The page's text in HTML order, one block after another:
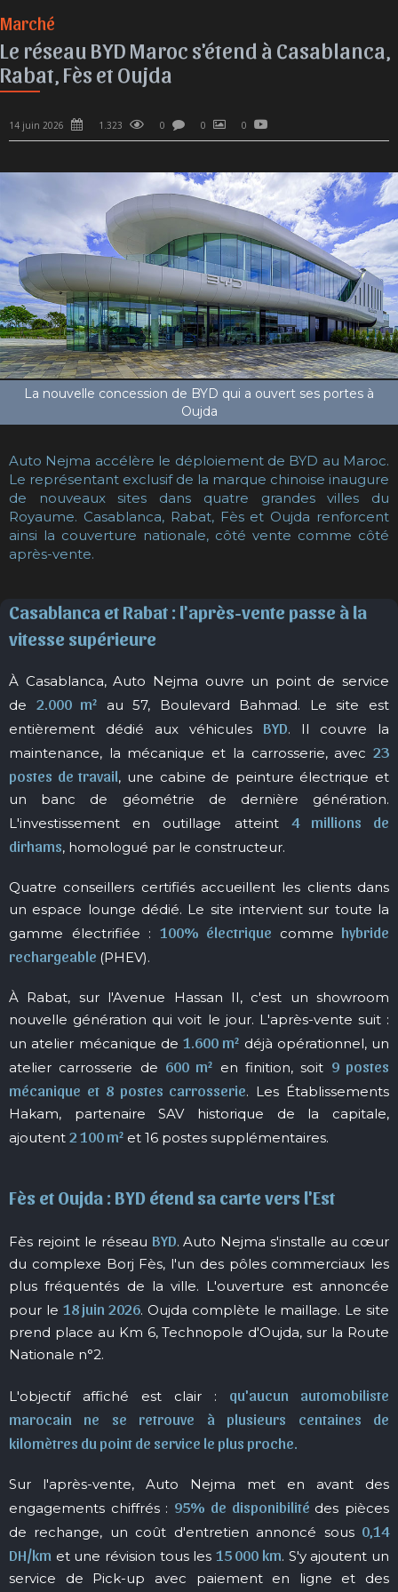
Marché
Le réseau BYD Maroc s'étend à Casablanca,
Rabat, Fès et Oujda
14 juin 2026 1.323 0 0 0
Auto Nejma accélère le déploiement de BYD au Maroc.
Le représentant exclusif de la marque chinoise inaugure
de nouveaux sites dans quatre grandes villes du
Royaume. Casablanca, Rabat, Fès et Oujda renforcent
ainsi la couverture nationale, côté vente comme côté
après-vente.
Casablanca et Rabat : l'après-vente passe à la
vitesse supérieure
À Casablanca, Auto Nejma ouvre un point de service
de 2.000 m² au 57, Boulevard Bahmad. Le site est
entièrement dédié aux véhicules BYD. Il couvre la
maintenance, la mécanique et la carrosserie, avec 23
postes de travail, une cabine de peinture électrique et
un banc de géométrie de dernière génération.
L'investissement en outillage atteint 4 millions de
dirhams, homologué par le constructeur.
Quatre conseillers certifiés accueillent les clients dans
un espace lounge dédié. Le site intervient sur toute la
gamme électrifiée : 100% électrique comme hybride
rechargeable (PHEV).
À Rabat, sur l'Avenue Hassan II, c'est un showroom
nouvelle génération qui voit le jour. L'après-vente suit :
un atelier mécanique de 1.600 m² déjà opérationnel, un
atelier carrosserie de 600 m² en finition, soit 9 postes
mécanique et 8 postes carrosserie. Les Établissements
Hakam, partenaire SAV historique de la capitale,
ajoutent 2 100 m² et 16 postes supplémentaires.
Fès et Oujda : BYD étend sa carte vers l'Est
Fès rejoint le réseau BYD. Auto Nejma s'installe au cœur
du complexe Borj Fès, l'un des pôles commerciaux les
plus fréquentés de la ville. L'ouverture est annoncée
pour le 18 juin 2026. Oujda complète le maillage. Le site
prend place au Km 6, Technopole d'Oujda, sur la Route
Nationale n°2.
L'objectif affiché est clair : qu'aucun automobiliste
marocain ne se retrouve à plusieurs centaines de
kilomètres du point de service le plus proche.
Sur l'après-vente, Auto Nejma met en avant des
engagements chiffrés : 95% de disponibilité des pièces
de rechange, un coût d'entretien annoncé sous 0,14
DH/km et une révision tous les 15 000 km. S'y ajoutent un
service de Pick-up avec paiement en ligne et des